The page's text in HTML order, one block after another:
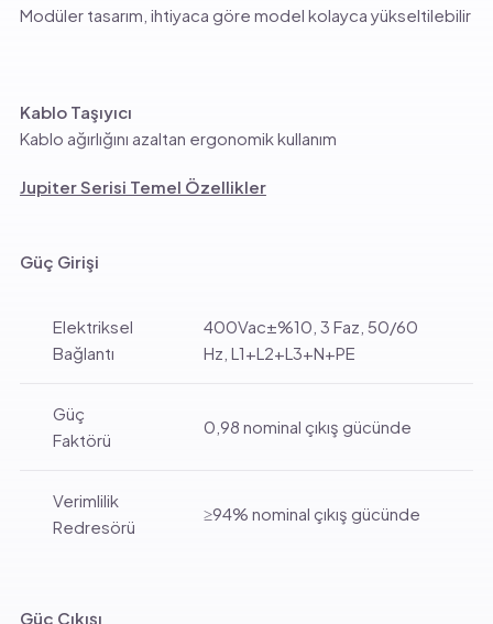
Modüler tasarım, ihtiyaca göre model kolayca yükseltilebilir
Kablo Taşıyıcı
Kablo ağırlığını azaltan ergonomik kullanım
Jupiter Serisi Temel Özellikler
Güç Girişi
Elektriksel
Bağlantı
400Vac±%10, 3 Faz, 50/60
Hz, L1+L2+L3+N+PE
Güç
Faktörü
0,98 nominal çıkış gücünde
Verimlilik
Redresörü
≥94% nominal çıkış gücünde
Güç Çıkışı